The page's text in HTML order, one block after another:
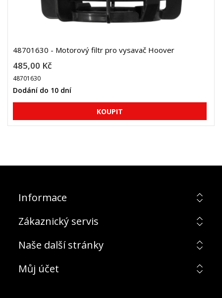
48701630 - Motorový filtr pro vysavač Hoover
485,00 Kč
48701630
Dodání do 10 dní
Informace
Zákaznický servis
Naše další stránky
Můj účet